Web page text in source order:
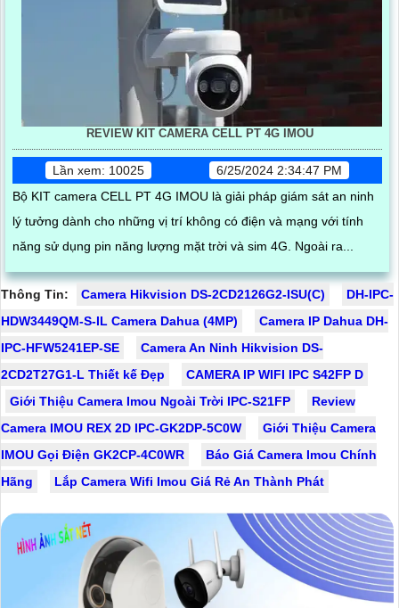
REVIEW KIT CAMERA CELL PT 4G IMOU
Lần xem: 10025
6/25/2024 2:34:47 PM
Bộ KIT camera CELL PT 4G IMOU là giải pháp giám sát an ninh
lý tưởng dành cho những vị trí không có điện và mạng với tính
năng sử dụng pin năng lượng mặt trời và sim 4G. Ngoài ra...
Thông Tin: Camera Hikvision DS-2CD2126G2-ISU(C)
DH-IPC-
HDW3449QM-S-IL Camera Dahua (4MP)
Camera IP Dahua DH-
IPC-HFW5241EP-SE
Camera An Ninh Hikvision DS-
2CD2T27G1-L Thiết kế Đẹp
CAMERA IP WIFI IPC S42FP D
Giới Thiệu Camera Imou Ngoài Trời IPC-S21FP
Review
Camera IMOU REX 2D IPC-GK2DP-5C0W
Giới Thiệu Camera
IMOU Gọi Điện GK2CP-4C0WR
Báo Giá Camera Imou Chính
Hãng
Lắp Camera Wifi Imou Giá Rẻ An Thành Phát